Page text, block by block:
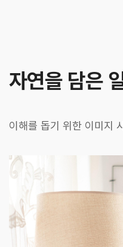
자연을 담은
이해를 돕기 위한 이미지